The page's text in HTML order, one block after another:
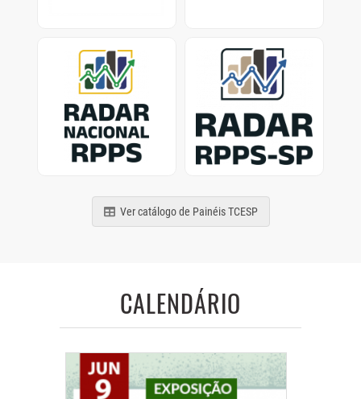
Radar nacional dos
investimentos dos RPPS
Consolidação dos
investimentos dos RPPS
de municípios e estados
brasileiros
Radar dos investimentos
dos RPPS-SP
Painel de investimentos
dos Regimes Próprios de
Previdência Social
paulistas
Ver catálogo de Painéis TCESP
CALENDÁRIO